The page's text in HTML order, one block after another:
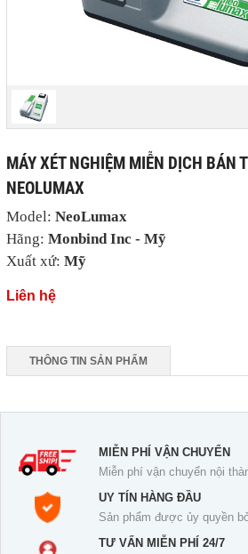
MÁY XÉT NGHIỆM MIỄN DỊCH BÁN
NEOLUMAX
Model: NeoLumax
Hãng: Monbind Inc - Mỹ
Xuất xứ: Mỹ
Liên hệ
THÔNG TIN SẢN PHẨM
MIỄN PHÍ VẬN CHUYỂN
Miễn phí vận chuyển nội
UY TÍN HÀNG ĐẦU
Sản phẩm được ủy quyền
TƯ VẤN MIỄN PHÍ 24/7